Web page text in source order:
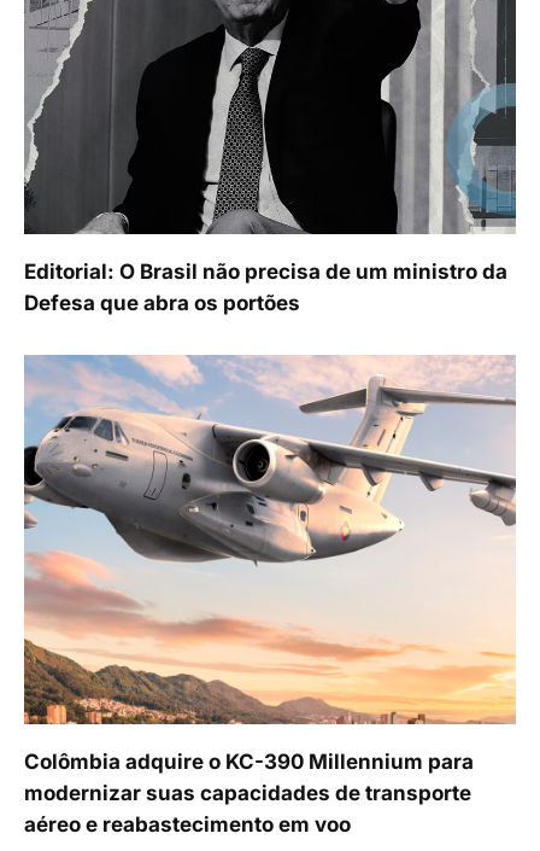
Editorial: O Brasil não precisa de um ministro da
Defesa que abra os portões
Colômbia adquire o KC-390 Millennium para
modernizar suas capacidades de transporte
aéreo e reabastecimento em voo